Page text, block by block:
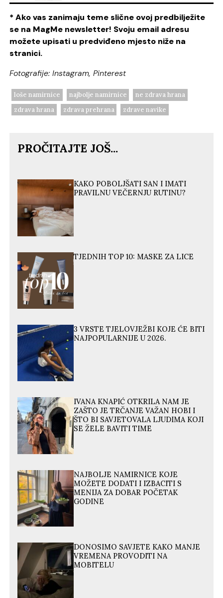
* Ako vas zanimaju teme slične ovoj predbilježite
se na MagMe newsletter! Svoju email adresu
možete upisati u predviđeno mjesto niže na
stranici.
Fotografije: Instagram, Pinterest
loše namirnice najbolje namirnice
ne zdrava hrana
zdrava hrana
zdrava prehrana zdrave navike
PROČITAJTE JOŠ...
KAKO POBOLJŠATI SAN I IMATI
PRAVILNU VEČERNJU RUTINU?
TJEDNIH TOP 10: MASKE ZA LICE
3 VRSTE TJELOVJEŽBI KOJE ĆE BITI
NAJPOPULARNIJE U 2026.
IVANA KNAPIĆ OTKRILA NAM JE
ZAŠTO JE TRČANJE VAŽAN HOBI I
ŠTO BI SAVJETOVALA LJUDIMA KOJI
SE ŽELE BAVITI TIME
NAJBOLJE NAMIRNICE KOJE
MOŽETE DODATI I IZBACITI S
MENIJA ZA DOBAR POČETAK
GODINE
DONOSIMO SAVJETE KAKO MANJE
VREMENA PROVODITI NA
MOBITELU